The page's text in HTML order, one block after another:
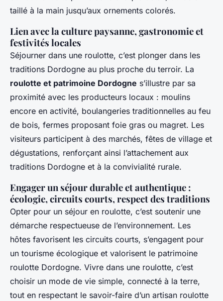
taillé à la main jusqu’aux ornements colorés.
Lien avec la culture paysanne, gastronomie et
festivités locales
Séjourner dans une roulotte, c’est plonger dans les
traditions Dordogne au plus proche du terroir. La
roulotte et patrimoine Dordogne s’illustre par sa
proximité avec les producteurs locaux : moulins
encore en activité, boulangeries traditionnelles au feu
de bois, fermes proposant foie gras ou magret. Les
visiteurs participent à des marchés, fêtes de village et
dégustations, renforçant ainsi l’attachement aux
traditions Dordogne et à la convivialité rurale.
Engager un séjour durable et authentique :
écologie, circuits courts, respect des traditions
Opter pour un séjour en roulotte, c’est soutenir une
démarche respectueuse de l’environnement. Les
hôtes favorisent les circuits courts, s’engagent pour
un tourisme écologique et valorisent le patrimoine
roulotte Dordogne. Vivre dans une roulotte, c’est
choisir un mode de vie simple, connecté à la terre,
tout en respectant le savoir-faire d’un artisan roulotte